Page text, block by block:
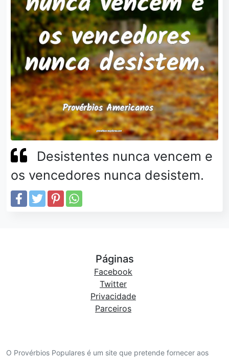
Desistentes nunca vencem e
os vencedores nunca desistem.
O Provérbios Populares é um site que pretende fornecer aos
Páginas
Facebook
Twitter
Privacidade
Parceiros